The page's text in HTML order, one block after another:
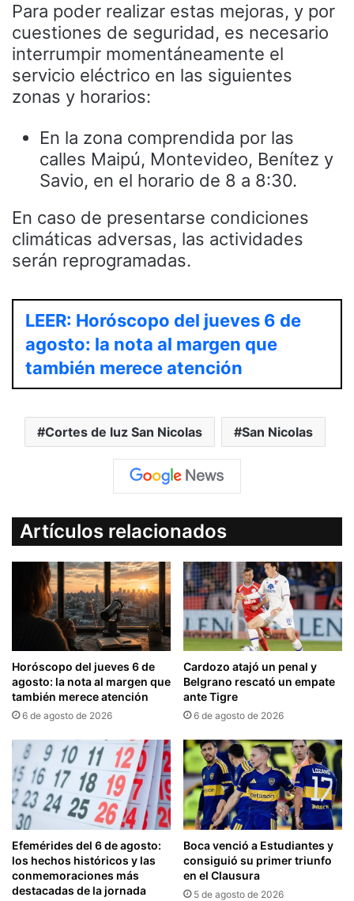
Para poder realizar estas mejoras, y por
cuestiones de seguridad, es necesario
interrumpir momentáneamente el
servicio eléctrico en las siguientes
zonas y horarios:
En la zona comprendida por las
calles Maipú, Montevideo, Benítez y
Savio, en el horario de 8 a 8:30.
En caso de presentarse condiciones
climáticas adversas, las actividades
serán reprogramadas.
LEER: Horóscopo del jueves 6 de
agosto: la nota al margen que
también merece atención
Cortes de luz San Nicolas San Nicolas
Artículos relacionados
Horóscopo del jueves 6 de
agosto: la nota al margen que
también merece atención
6 de agosto de 2026
Cardozo atajó un penal y
Belgrano rescató un empate
ante Tigre
6 de agosto de 2026
Efemérides del 6 de agosto:
los hechos históricos y las
conmemoraciones más
destacadas de la jornada
Boca venció a Estudiantes y
consiguió su primer triunfo
en el Clausura
5 de agosto de 2026